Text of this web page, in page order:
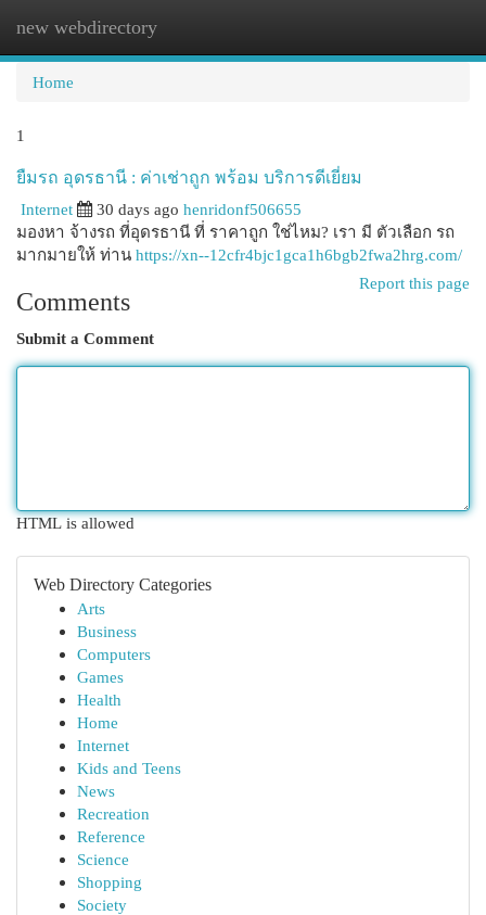
new webdirectory
Home
1
ยืมรถ อุดรธานี : ค่าเช่าถูก พร้อม บริการดีเยี่ยม
Internet
30 days ago henridonf506655
มองหา จ้างรถ ที่อุดรธานี ที่ ราคาถูก ใช่ไหม? เรา มี ตัวเลือก รถ
มากมายให้ ท่าน https://xn--12cfr4bjc1gca1h6bgb2fwa2hrg.com/
Report this page
Comments
Submit a Comment
HTML is allowed
Web Directory Categories
Arts
Business
Computers
Games
Health
Home
Internet
Kids and Teens
News
Recreation
Reference
Science
Shopping
Society